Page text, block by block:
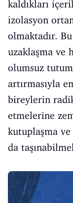
kaldıkları
izolasyon
olmaktadır.
uzaklaşma ve
olumsuz
artırmasıyla
bireylerin
etmelerine
kutuplaşma
da